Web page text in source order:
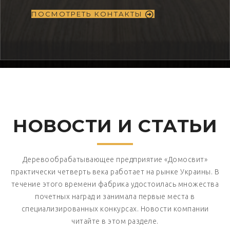
ПОСМОТРЕТЬ КОНТАКТЫ
НОВОСТИ И СТАТЬИ
Деревообрабатывающее предприятие «Домосвит»
практически четверть века работает на рынке Украины. В
течение этого времени фабрика удостоилась множества
почетных наград и занимала первые места в
специализированных конкурсах. Новости компании
читайте в этом разделе.